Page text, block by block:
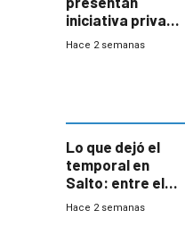
iniciativa privada
para una red de
Hace 2 semanas
Lo que dejó el
temporal en
Salto: entre el
impacto
Hace 2 semanas